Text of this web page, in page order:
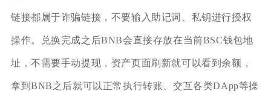
链接都属于诈骗链接，不要输入助记词、私钥进行授权
操作。兑换完成之后BNB会直接存放在当前BSC钱包地
址，不需要手动提现，资产页面刷新就可以看到余额，
拿到BNB之后就可以正常执行转账、交互各类DApp等操